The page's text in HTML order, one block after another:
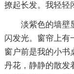
撩起长发。我轻轻
淡紫色的墙壁
闪发光。窗帘上有
窗户前是我的小书
丹花，静静的散发